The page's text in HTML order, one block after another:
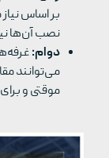
بر اساس
نصب آن‌ها
دوام:
می‌توانند
موقتی و